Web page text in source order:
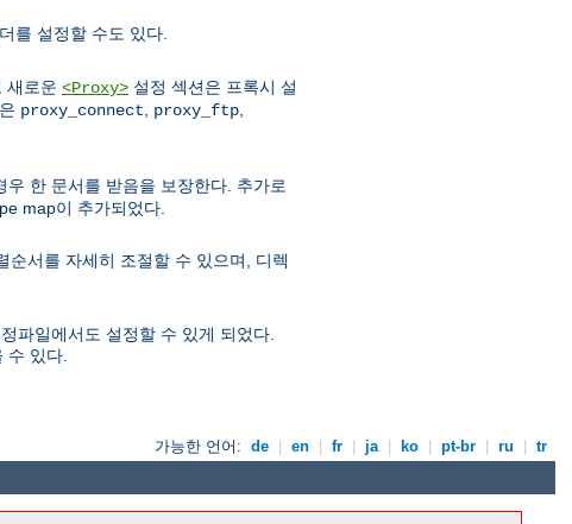
를 설정할 수도 있다.
새로운 <Proxy> 설정 섹션은 프록시 설
proxy_connect proxy_ftp
한 문서를 받음을 보장한다. 추가로
map이 추가되었다.
서를 자세히 조절할 수 있으며, 디렉
파일에서도 설정할 수 있게 되었다.
수 있다.
가능한 언어: de en fr ja ko pt-br ru tr